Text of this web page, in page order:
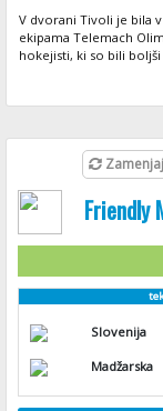
V dvorani Tivoli je bila
ekipama Telemach
hokejisti, ki so bili boljši
Friendly
Slovenija
Madžarska